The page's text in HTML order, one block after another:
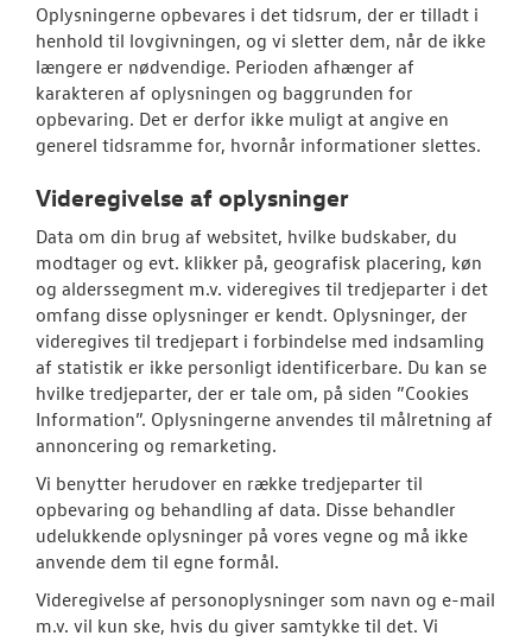
Oplysningerne opbevares i det tidsrum, der er tilladt i
henhold til lovgivningen, og vi sletter dem, når de ikke
længere er nødvendige. Perioden afhænger af
karakteren af oplysningen og baggrunden for
opbevaring. Det er derfor ikke muligt at angive en
generel tidsramme for, hvornår informationer slettes.
Videregivelse af oplysninger
Data om din brug af websitet, hvilke budskaber, du
modtager og evt. klikker på, geografisk placering, køn
og alderssegment m.v. videregives til tredjeparter i det
omfang disse oplysninger er kendt. Oplysninger, der
videregives til tredjepart i forbindelse med indsamling
af statistik er ikke personligt identificerbare. Du kan se
hvilke tredjeparter, der er tale om, på siden ”Cookies
Information”. Oplysningerne anvendes til målretning af
annoncering og remarketing.
Vi benytter herudover en række tredjeparter til
opbevaring og behandling af data. Disse behandler
udelukkende oplysninger på vores vegne og må ikke
anvende dem til egne formål.
Videregivelse af personoplysninger som navn og e-mail
m.v. vil kun ske, hvis du giver samtykke til det. Vi